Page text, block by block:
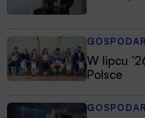
W lipcu
Polsce